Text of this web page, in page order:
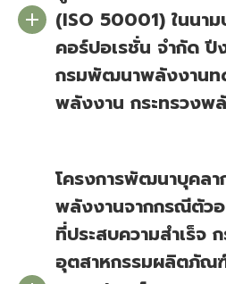
(ISO 50001) ในนา
คอร์ปอเรชั่น จำกัด
กรมพัฒนาพลังงานท
พลังงาน กระทรวงพ
โครงการพัฒนาบุคลา
พลังงานจากกรณีตัว
ที่ประสบความสำเร็จ
อุตสาหกรรมผลิตภัณ